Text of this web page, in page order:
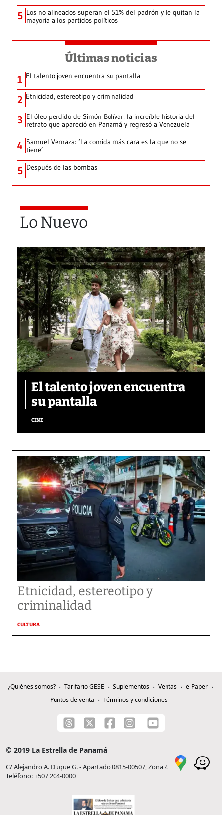
5 Los no alineados superan el 51% del padrón y le quitan la
mayoría a los partidos políticos
Últimas noticias
1 El talento joven encuentra su pantalla​
2 Etnicidad, estereotipo y criminalidad
3 El óleo perdido de Simón Bolívar: la increíble historia del
retrato que apareció en Panamá y regresó a Venezuela
4 Samuel Vernaza: ‘La comida más cara es la que no se
tiene’
5 Después de las bombas
Lo Nuevo
El talento joven encuentra
su pantalla​
CINE
Etnicidad, estereotipo y
criminalidad
CULTURA
¿Quiénes somos? Tarifario GESE Suplementos Ventas
e-Paper
Puntos de venta
Términos y condiciones
© 2019 La Estrella de Panamá
C/ Alejandro A. Duque G. - Apartado 0815-00507, Zona 4
Teléfono: +507 204-0000